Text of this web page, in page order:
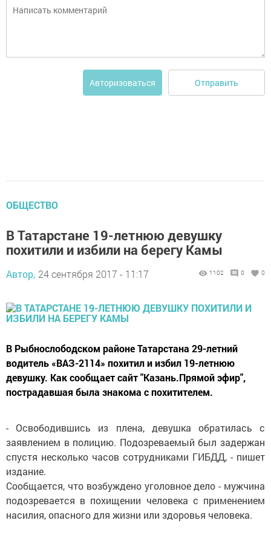
Авторизоваться Отправить
ОБЩЕСТВО
В Татарстане 19-летнюю девушку
похитили и избили на берегу Камы
Автор, 24 сентября 2017 - 11:17 1102 0 0
В Рыбнослободском районе Татарстана 29-летний
водитель «ВАЗ-2114» похитил и избил 19-летнюю
девушку. Как сообщает сайт "Казань.Прямой эфир",
пострадавшая была знакома с похитителем.
- Освободившись из плена, девушка обратилась с
заявлением в полицию. Подозреваемый был задержан
спустя несколько часов сотрудниками ГИБДД, - пишет
издание.
Сообщается, что возбуждено уголовное дело - мужчина
подозревается в похищении человека с применением
насилия, опасного для жизни или здоровья человека.